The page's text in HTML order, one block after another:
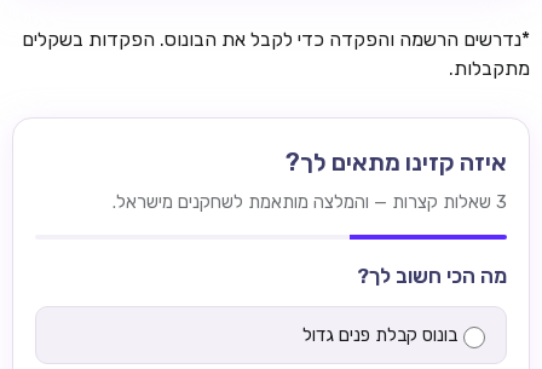
*נדרשים הרשמה והפקדה כדי לקבל את הבונוס. הפקדות בשקלים
מתקבלות.
איזה קזינו מתאים לך?
3 שאלות קצרות — והמלצה מותאמת לשחקנים מישראל.
מה הכי חשוב לך?
בונוס קבלת פנים גדול